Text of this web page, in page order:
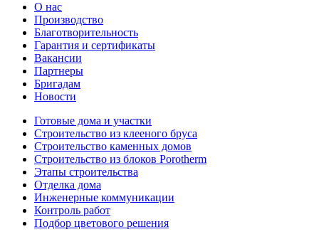
О нас
Производство
Благотворительность
Гарантия и сертификаты
Вакансии
Партнеры
Бригадам
Новости
Готовые дома и участки
Строительство из клееного бруса
Строительство каменных домов
Строительство из блоков Porotherm
Этапы строительства
Отделка дома
Инженерные коммуникации
Контроль работ
Подбор цветового решения